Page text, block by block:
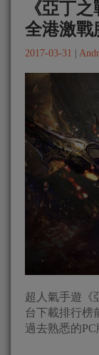
《亞丁
全港激戰
2017-03-31
超人氣手遊《
台下載排行榜
過去熟悉的PC